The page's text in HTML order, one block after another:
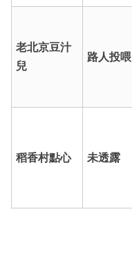
老北京豆汁
兒
路人投喂
稻香村點心 未透露